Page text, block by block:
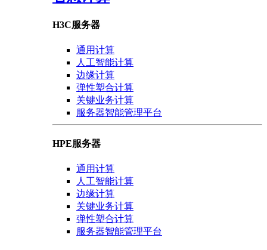
H3C服务器
通用计算
人工智能计算
边缘计算
弹性塑合计算
关键业务计算
服务器智能管理平台
HPE服务器
通用计算
人工智能计算
边缘计算
关键业务计算
弹性塑合计算
服务器智能管理平台